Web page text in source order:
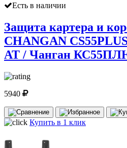
Есть в наличии
Защита картера и
CHANGAN
АТ / Чанган
5940
Купить в 1 клик